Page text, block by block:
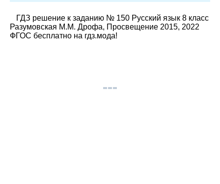
ГДЗ решение к заданию № 150 Русский язык 8 класс
Разумовская М.М. Дрофа, Просвещение 2015, 2022
ФГОС бесплатно на гдз.мода!